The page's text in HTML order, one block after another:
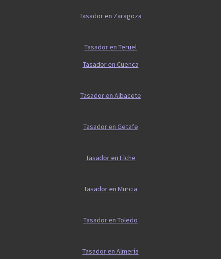
Tasador en Zaragoza
Tasador en Teruel
Tasador en Cuenca
Tasador en Albacete
Tasador en Getafe
Tasador en Elche
Tasador en Murcia
Tasador en Toledo
Tasador en Almería